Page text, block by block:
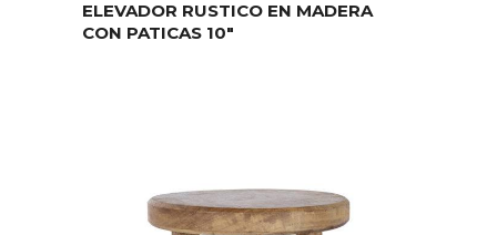
ELEVADOR RUSTICO EN MADERA
CON PATICAS 10″